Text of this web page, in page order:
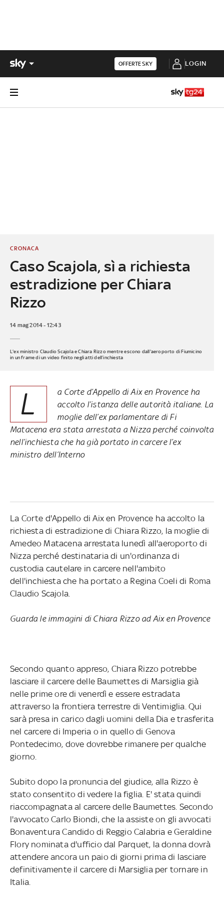
OFFERTE SKY LOGIN
Caso Scajola, sì a richiesta
estradizione per Chiara
Rizzo
CRONACA
14 mag 2014 - 12:43
L'ex ministro Claudio Scajola e Chiara Rizzo mentre escono dall'aeroporto di Fiumicino
in un frame di un video finito negli atti dell’inchiesta
L
a Corte d’Appello di Aix en Provence ha
accolto l’istanza delle autorità italiane. La
moglie dell’ex parlamentare di Fi
Matacena era stata arrestata a Nizza perché coinvolta
nell’inchiesta che ha già portato in carcere l’ex
ministro dell’Interno
La Corte d'Appello di Aix en Provence ha accolto la
richiesta di estradizione di Chiara Rizzo, la moglie di
Amedeo Matacena arrestata lunedì all'aeroporto di
Nizza perché destinataria di un'ordinanza di
custodia cautelare in carcere nell'ambito
dell'inchiesta che ha portato a Regina Coeli di Roma
Claudio Scajola.
Guarda le immagini di Chiara Rizzo ad Aix en Provence
Secondo quanto appreso, Chiara Rizzo potrebbe
lasciare il carcere delle Baumettes di Marsiglia già
nelle prime ore di venerdì e essere estradata
attraverso la frontiera terrestre di Ventimiglia. Qui
sarà presa in carico dagli uomini della Dia e trasferita
nel carcere di Imperia o in quello di Genova
Pontedecimo, dove dovrebbe rimanere per qualche
giorno.
Subito dopo la pronuncia del giudice, alla Rizzo è
stato consentito di vedere la figlia. E' stata quindi
riaccompagnata al carcere delle Baumettes. Secondo
l'avvocato Carlo Biondi, che la assiste on gli avvocati
Bonaventura Candido di Reggio Calabria e Geraldine
Flory nominata d'ufficio dal Parquet, la donna dovrà
attendere ancora un paio di giorni prima di lasciare
definitivamente il carcere di Marsiglia per tornare in
Italia.